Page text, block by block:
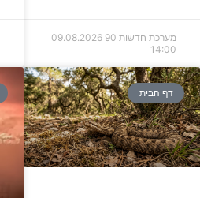
מערכת חדשות 90
09.08.2026
14:00
דף הבית